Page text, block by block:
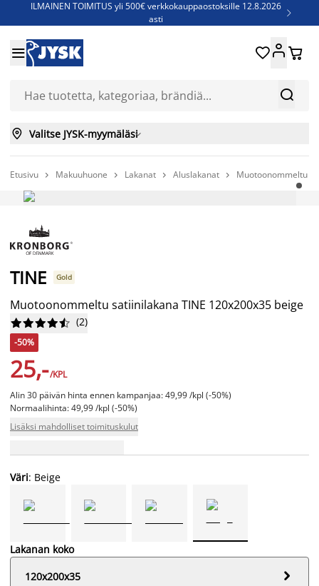
ILMAINEN TOIMITUS yli 500€ verkkokauppaostoksille 12.8.2026
asti

Jenkkisänkyjä - Säästä jopa 60%


 
 Valitse JYSK-myymäläsi
Etusivu  Makuuhuone  Lakanat  Aluslakanat  Muotoonommeltu
TINE Gold
Muotoonommeltu satiinilakana TINE 120x200x35 beige





 (2)
-50%
25,-/KPL
Alin 30 päivän hinta ennen kampanjaa: 49,99 /kpl (-50%)
Normaalihinta: 49,99 /kpl (-50%)
Lisäksi mahdolliset toimituskulut
Väri: Beige
Lakanan koko
120x200x35
